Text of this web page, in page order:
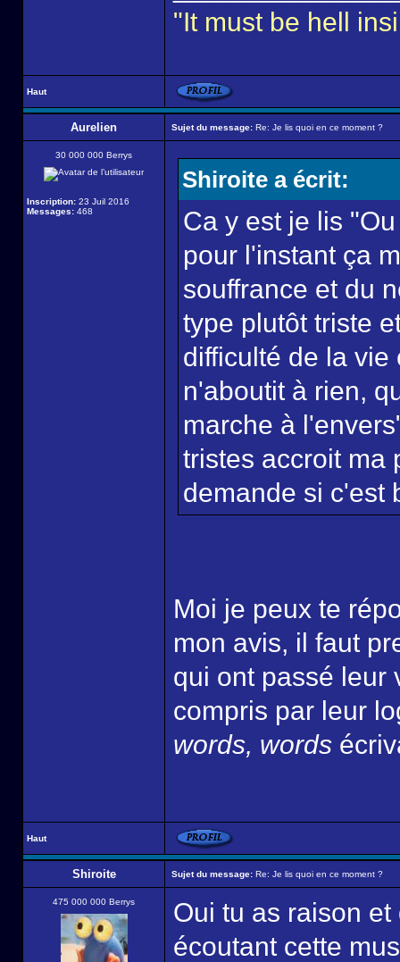
"It must be hell
Haut
Aurelien Sujet du message: Re: Je lis quoi en ce moment ?
30 000 000 Berrys
Inscription: 23 Juil 2016
Messages: 468
Shiroite a écrit:
Ca y est je lis
pour l'instant ça
souffrance et du
type plutôt triste
difficulté de la
n'aboutit à rien,
marche à
tristes accroit ma
demande si c'est
Moi je peux te
mon avis, il faut
qui ont passé leur
compris par leur
words, words
Haut
Shiroite Sujet du message: Re: Je lis quoi en ce moment ?
475 000 000 Berrys
Oui tu as raison
écoutant cette